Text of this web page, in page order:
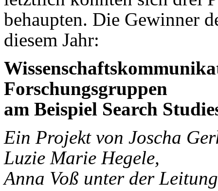
behaupten. Die Gewinner
diesem Jahr:
Forschungsgruppen
am Beispiel Search
Ein Projekt von Joscha
Luzie Marie Hegele,
Anna Voß unter der